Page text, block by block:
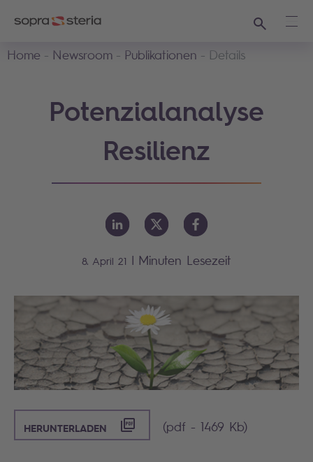
Suchen
Home
Newsroom Publikationen Details
Potenzialanalyse
Resilienz
8. April 21 | Minuten Lesezeit
HERUNTERLADEN ([PDF] - 1469 KB)
(pdf - 1469 Kb)